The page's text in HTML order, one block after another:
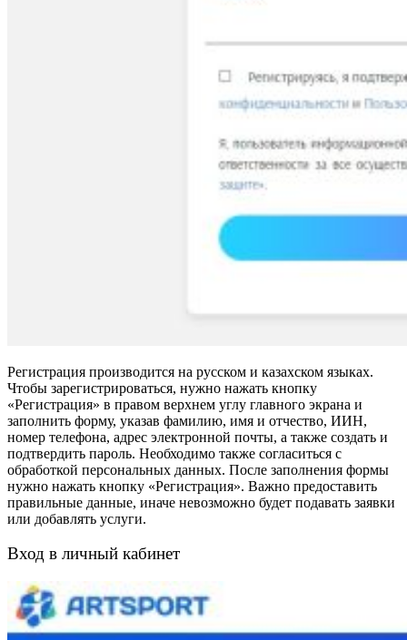
Регистрация производится на русском и казахском языках.
Чтобы зарегистрироваться, нужно нажать кнопку
«Регистрация» в правом верхнем углу главного экрана и
заполнить форму, указав фамилию, имя и отчество, ИИН,
номер телефона, адрес электронной почты, а также создать и
подтвердить пароль. Необходимо также согласиться с
обработкой персональных данных. После заполнения формы
нужно нажать кнопку «Регистрация». Важно предоставить
правильные данные, иначе невозможно будет подавать заявки
или добавлять услуги.
Вход в личный кабинет